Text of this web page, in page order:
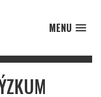
MENU